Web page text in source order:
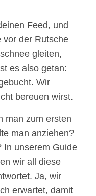
Feed, und
vor der Rutsche
gleiten,
es also getan:
Wir
bereuen wirst.
man zum ersten
man anziehen?
In unserem Guide
wir all diese
Ja, wir
erwartet, damit